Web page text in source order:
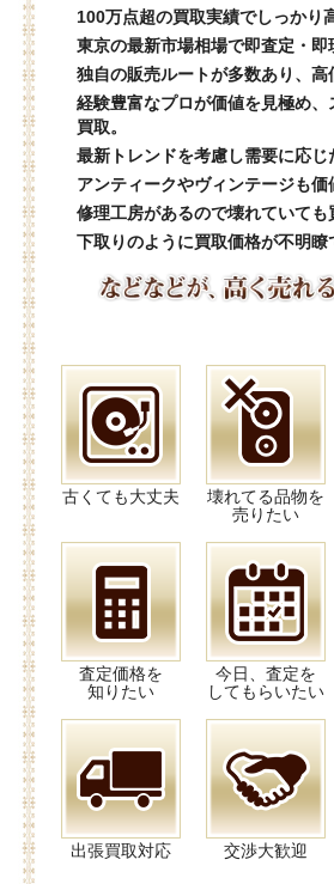
100万点超の買取実績でしっかり
東京の最新市場相場で即査定・即
独自の販売ルートが多数あり、高
経験豊富なプロが価値を見極め
買取。
最新トレンドを考慮し需要に応じ
アンティークやヴィンテージも価
修理工房があるので壊れていても
下取りのように買取価格が不明瞭
古くても大丈夫
壊れてる品物を
売りたい
査定価格を
知りたい
今日、査定を
してもらいたい
出張買取対応 交渉大歓迎